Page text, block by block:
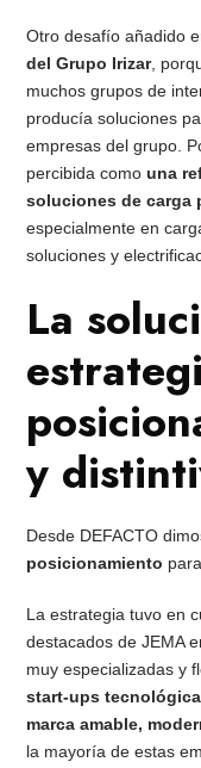
Otro desafío añadido
del Grupo Irizar,
muchos grupos de
producía soluciones
empresas del grupo.
percibida comouna
soluciones de carga
especialmente en
soluciones y
La
y
Desde DEFACTO
posicionamiento
La estrategia tuvo en
destacados de JEMA
muy especializadas y
start-ups
marca amable,
la mayoría de estas